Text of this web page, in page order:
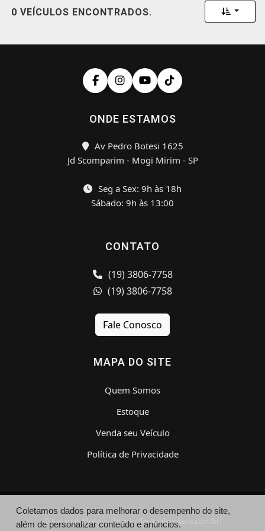
0 VEÍCULOS ENCONTRADOS. Toggle
ONDE ESTAMOS
Av Pedro Botesi 1625
Jd Scomparim - Mogi Mirim - SP
Seg a Sex: 9h às 18h
Sábado: 9h às 13:00
CONTATO
(19) 3806-7758
(19) 3806-7758
Fale Conosco
MAPA DO SITE
Quem Somos
Estoque
Venda seu Veículo
Política de Privacidade
© Facanali Motors - https://facanalimotors.com.br/
Coletamos dados para melhorar o desempenho do site,
além de personalizar conteúdo e anúncios.